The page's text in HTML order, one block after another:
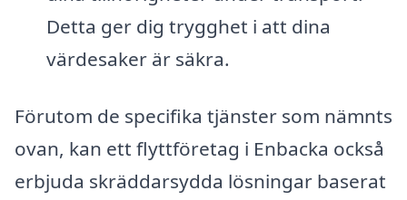
Detta ger dig trygghet i att dina
värdesaker är säkra.
Förutom de specifika tjänster som nämnts
ovan, kan ett flyttföretag i Enbacka också
erbjuda skräddarsydda lösningar baserat